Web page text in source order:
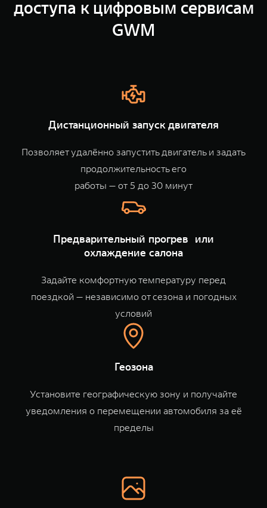
WEY 07
Расширяя границы комфорта
от 6 149 000 ₽
WEY 05
Эстетика нового времени
от 5 699 000 ₽
WEY 80
Масштаб возможностей
от 6 449 000 ₽
WEY 80 Лаундж
Масштаб возможностей
от 8 099 000 ₽
TANK Финансы
Корпоративным клиентам
TANK Страхование
Сервис
Специальные предложения
Подписки
доступа к цифровым сервисам
GWM
Дистанционный запуск двигателя
Позволяет удалённо запустить двигатель и задать
продолжительность его
работы — от 5 до 30 минут
Предварительный прогрев или
охлаждение салона
Задайте комфортную температуру перед
поездкой — независимо от сезона и погодных
условий
Геозона
Установите географическую зону и получайте
уведомления о перемещении автомобиля за её
пределы